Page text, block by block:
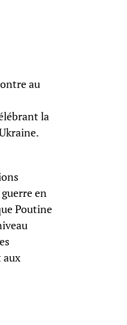
au
la
en
Poutine
aux